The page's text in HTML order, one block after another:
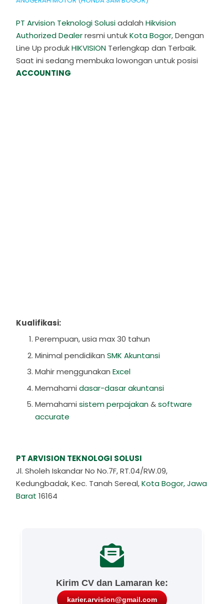
PT Arvision Teknologi SolusiadalahHikvision
Authorized Dealerresmi untukKota Bogor, Dengan
Line Up produkHIKVISION Terlengkap dan Terbaik.
Saat ini sedang membuka lowongan untuk posisi
ACCOUNTING
Kualifikasi:
Perempuan, usia max 30 tahun
Minimal pendidikan SMK Akuntansi
Mahir menggunakan Excel
Memahami dasar-dasar akuntansi
Memahami sistem perpajakan&software
accurate
PT ARVISION TEKNOLOGI SOLUSI
Jl. Sholeh Iskandar No No.7F, RT.04/RW.09,
Kedungbadak,Kec. Tanah Sereal,Kota Bogor, Jawa
Barat 16164
Kirim CV dan Lamaran ke:
karier.arvision@gmail.com